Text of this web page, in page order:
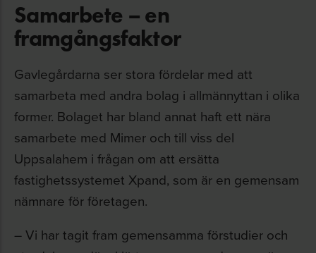
Samarbete – en
framgångsfaktor
Gavlegårdarna ser stora fördelar med att
samarbeta med andra bolag i allmännyttan i olika
former. Bolaget har bland annat haft ett nära
samarbete med Mimer och till viss del
Uppsalahem i frågan om att ersätta
fastighetssystemet Xpand, som är en gemensam
nämnare för företagen.
– Vi har tagit fram gemensamma förstudier och